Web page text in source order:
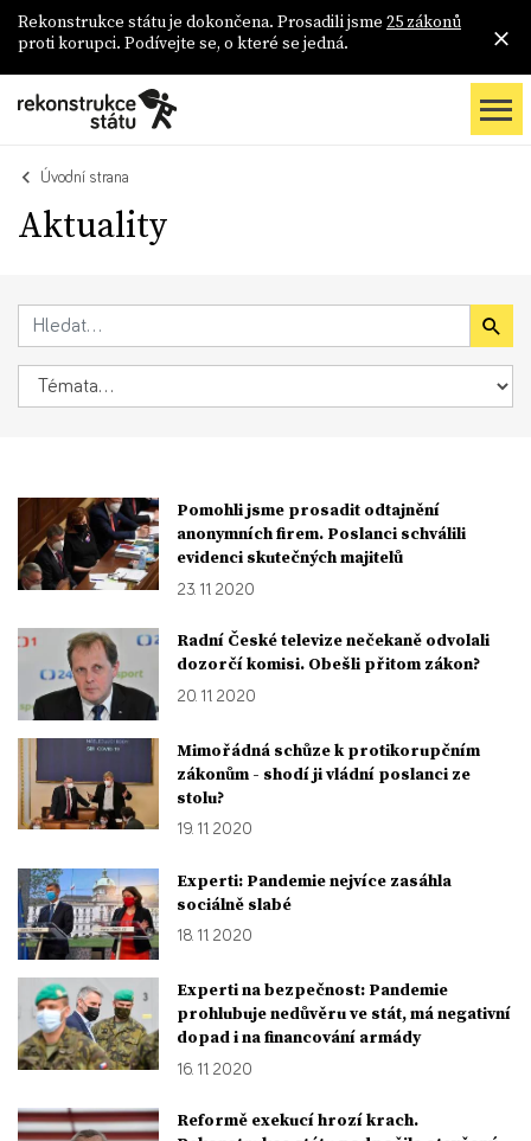
Rekonstrukce státu je dokončena. Prosadili jsme 25 zákonů
proti korupci. Podívejte se, o které se jedná.
Úvodní strana
Aktuality
Pomohli jsme prosadit odtajnění
anonymních firem. Poslanci schválili
evidenci skutečných majitelů
23. 11. 2020
Radní České televize nečekaně odvolali
dozorčí komisi. Obešli přitom zákon?
20. 11. 2020
Mimořádná schůze k protikorupčním
zákonům - shodí ji vládní poslanci ze
stolu?
19. 11. 2020
Experti: Pandemie nejvíce zasáhla
sociálně slabé
18. 11. 2020
Experti na bezpečnost: Pandemie
prohlubuje nedůvěru ve stát, má negativní
dopad i na financování armády
16. 11. 2020
Reformě exekucí hrozí krach.